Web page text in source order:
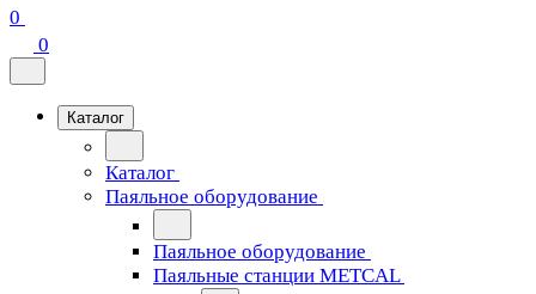
0
0
Каталог
Каталог
Паяльное оборудование
Паяльное оборудование
Паяльные станции METCAL